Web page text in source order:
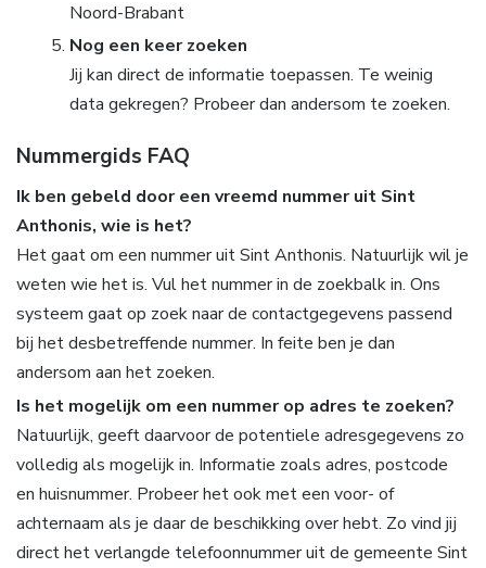
Noord-Brabant
Nog een keer zoeken
Jij kan direct de informatie toepassen. Te weinig
data gekregen? Probeer dan andersom te zoeken.
Nummergids FAQ
Ik ben gebeld door een vreemd nummer uit Sint
Anthonis, wie is het?
Het gaat om een nummer uit Sint Anthonis. Natuurlijk wil je
weten wie het is. Vul het nummer in de zoekbalk in. Ons
systeem gaat op zoek naar de contactgegevens passend
bij het desbetreffende nummer. In feite ben je dan
andersom aan het zoeken.
Is het mogelijk om een nummer op adres te zoeken?
Natuurlijk, geeft daarvoor de potentiele adresgegevens zo
volledig als mogelijk in. Informatie zoals adres, postcode
en huisnummer. Probeer het ook met een voor- of
achternaam als je daar de beschikking over hebt. Zo vind jij
direct het verlangde telefoonnummer uit de gemeente Sint